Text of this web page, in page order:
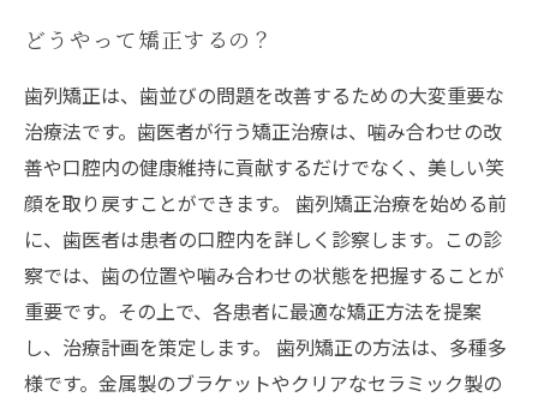
どうやって矯正するの？
歯列矯正は、歯並びの問題を改善するための大変重要な
治療法です。歯医者が行う矯正治療は、噛み合わせの改
善や口腔内の健康維持に貢献するだけでなく、美しい笑
顔を取り戻すことができます。 歯列矯正治療を始める前
に、歯医者は患者の口腔内を詳しく診察します。この診
察では、歯の位置や噛み合わせの状態を把握することが
重要です。その上で、各患者に最適な矯正方法を提案
し、治療計画を策定します。 歯列矯正の方法は、多種多
様です。金属製のブラケットやクリアなセラミック製の